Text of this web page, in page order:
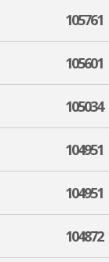
105761
105601
105034
104951
104951
104872